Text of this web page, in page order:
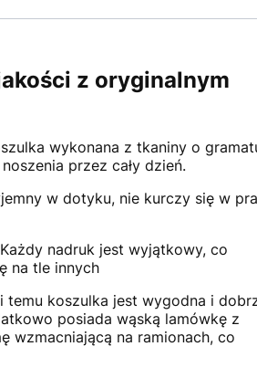
z oryginalnym
wykonana z tkaniny o
przez cały dzień.
w dotyku, nie kurczy się w
nadruk jest wyjątkowy, co
na tle innych
temu koszulka jest wygodna i
posiada wąską lamówkę z
wzmacniającą na ramionach, co